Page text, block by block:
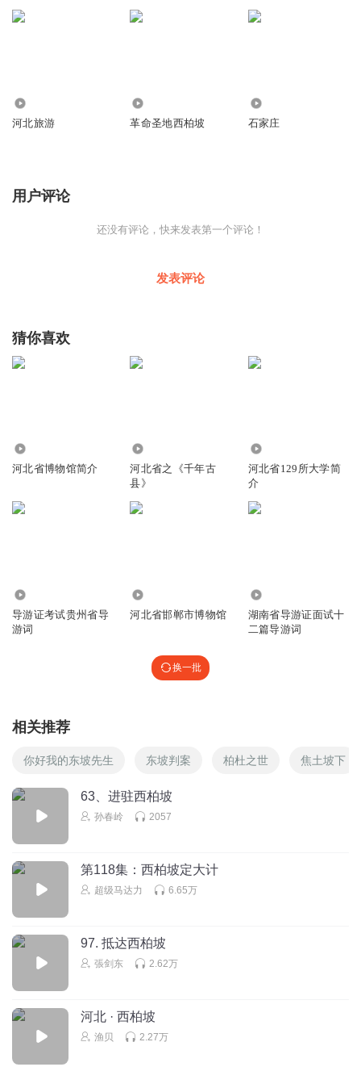
河北旅游 革命圣地西柏坡 石家庄
用户评论
还没有评论，快来发表第一个评论！
发表评论
猜你喜欢
河北省博物馆简介
河北省之《千年古
县》
河北省129所大学简
介
导游证考试贵州省导
游词
河北省邯郸市博物馆
湖南省导游证面试十
二篇导游词
换一批
相关推荐
你好我的东坡先生 东坡判案 柏杜之世 焦土坡下
63、进驻西柏坡
孙春岭 2057
第118集：西柏坡定大计
超级马达力 6.65万
97. 抵达西柏坡
張剑东 2.62万
河北 · 西柏坡
渔贝 2.27万